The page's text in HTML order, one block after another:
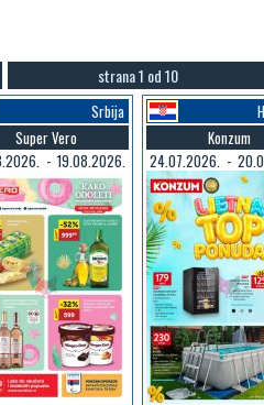
strana 1 od 10
Srbija
Super Vero
- 19.08.2026.
Konzum
24.07.2026. -